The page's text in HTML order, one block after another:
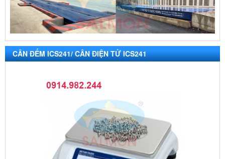
CÂN ĐẾM ICS241/ CÂN ĐIỆN TỬ ICS241